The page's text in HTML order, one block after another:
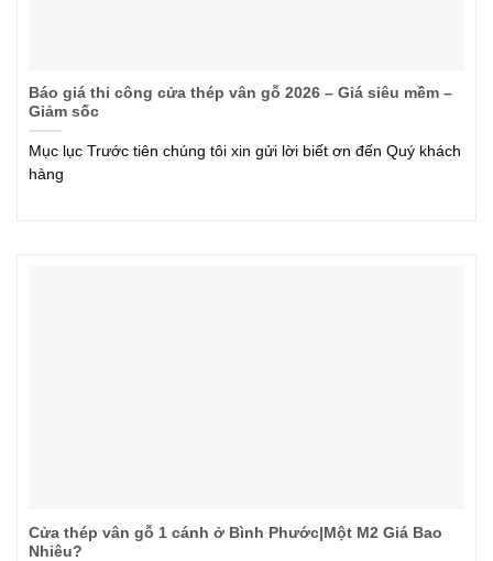
Báo giá thi công cửa thép vân gỗ 2026 – Giá siêu mềm –
Giảm sốc
Mục lục Trước tiên chúng tôi xin gửi lời biết ơn đến Quý khách
hàng
Cửa thép vân gỗ 1 cánh ở Bình Phước|Một M2 Giá Bao
Nhiêu?